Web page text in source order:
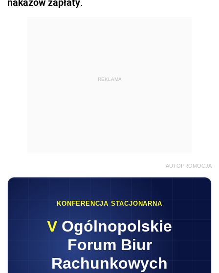
.
REKLAMA
AUTOPROMOCJA
KONFERENCJA STACJONARNA
V Ogólnopolskie
Forum Biur
Rachunkowych